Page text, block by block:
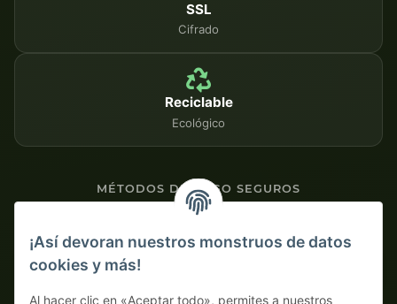
SSL
Cifrado
Reciclable
Ecológico
MÉTODOS DE PAGO SEGUROS
Pago por adelantado con descuento
¡Así devoran nuestros monstruos de datos
cookies y más!
Al hacer clic en «Aceptar todo», permites a nuestros